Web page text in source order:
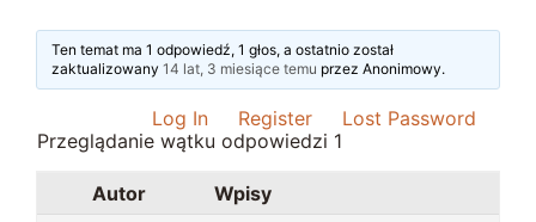
Ten temat ma 1 odpowiedź, 1 głos, a ostatnio został
zaktualizowany 14 lat, 3 miesiące temu przez Anonimowy.
Log In Register
Lost Password
Przeglądanie wątku odpowiedzi 1
Autor
Wpisy